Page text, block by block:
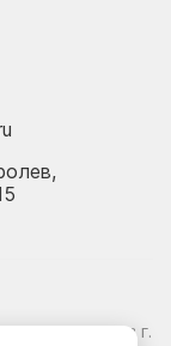
склад в г.